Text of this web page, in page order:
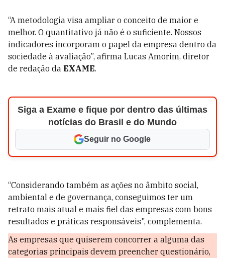
“A metodologia visa ampliar o conceito de maior e
melhor. O quantitativo já não é o suficiente. Nossos
indicadores incorporam o papel da empresa dentro da
sociedade à avaliação”, afirma Lucas Amorim, diretor
de redação da EXAME.
Siga a Exame e fique por dentro das últimas
notícias do Brasil e do Mundo
Seguir no Google
“Considerando também as ações no âmbito social,
ambiental e de governança, conseguimos ter um
retrato mais atual e mais fiel das empresas com bons
resultados e práticas responsáveis", complementa.
As empresas que quiserem concorrer a alguma das
categorias principais devem preencher questionário,